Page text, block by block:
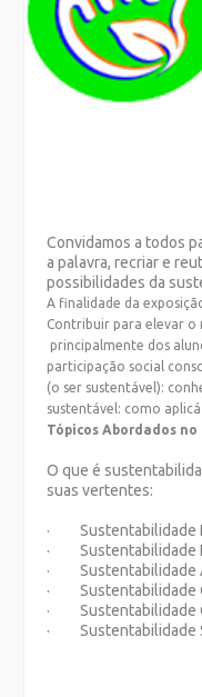
Convidamos a todos
a palavra, recriar e
possibilidades da
A finalidade da
Contribuir para elevar o
principalmente dos
participação social
(o ser sustentável):
sustentável: como
Tópicos Abordados
O que é
suas vertentes:
· Sustentabilidade
· Sustentabilidade
· Sustentabilidade
· Sustentabilidade
· Sustentabilidade
· Sustentabilidade